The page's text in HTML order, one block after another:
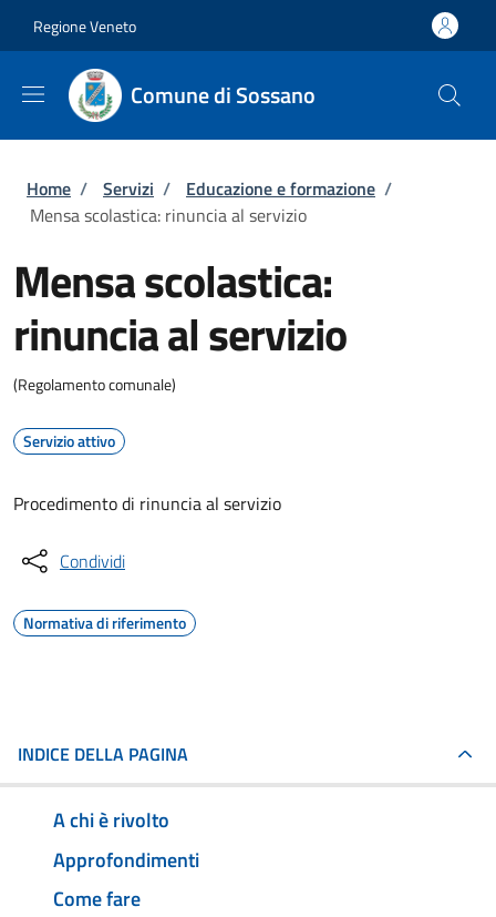
Regione Veneto
Comune di Sossano
Briciole di pane
Home / Servizi / Educazione e formazione /
Mensa scolastica: rinuncia al servizio
Mensa scolastica:
rinuncia al servizio
(Regolamento comunale)
Servizio attivo
Procedimento di rinuncia al servizio
Condividi
Normativa di riferimento
INDICE DELLA PAGINA
A chi è rivolto
Approfondimenti
Come fare